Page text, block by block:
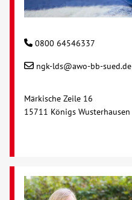
0800 64546337
ngk-lds@awo-bb-sued.de
Märkische Zeile 16
15711 Königs Wusterhausen